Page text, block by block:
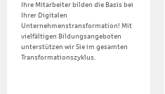
Ihre Mitarbeiter bilden die Basis bei
Ihrer Digitalen
Unternehmenstransformation! Mit
vielfältigen Bildungsangeboten
unterstützen wir Sie im gesamten
Transformationszyklus.